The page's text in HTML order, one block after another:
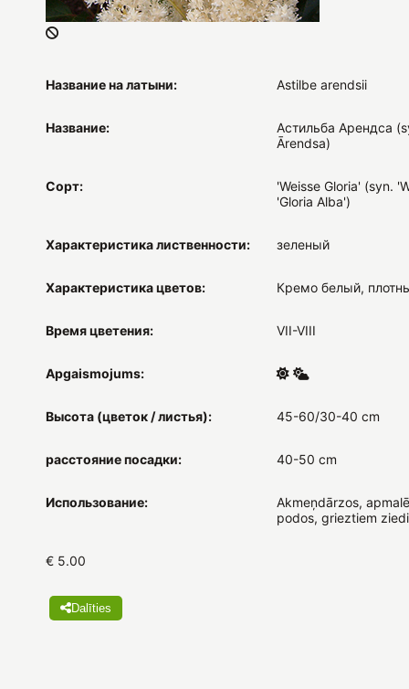
Название на латыни: Astilbe arendsii
Название:
Астильба Арендса
Ārendsa)
Сорт:
'Weisse Gloria' (syn.
'Gloria Alba')
Характеристика лиственности: зеленый
Характеристика цветов: Кремо белый,
Время цветения: VII-VIII
Apgaismojums:
Высота (цветок / листья): 45-60/30-40 cm
расстояние посадки: 40-50 cm
Использование:
Akmeņdārzos,
podos, grieztiem
€ 5.00
Dalīties